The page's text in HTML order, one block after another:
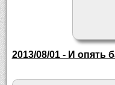
2013/08/01 - И опять